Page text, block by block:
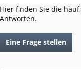
Hier finden Sie die
Antworten.
Eine Frage stellen